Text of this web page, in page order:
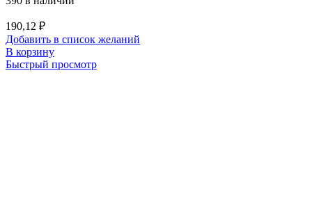
190,12 ₽
Добавить в список желаний
В корзину
Быстрый просмотр